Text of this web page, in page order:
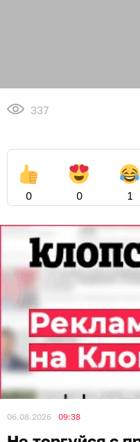
337
0 0 1
06.08.2026 09:38